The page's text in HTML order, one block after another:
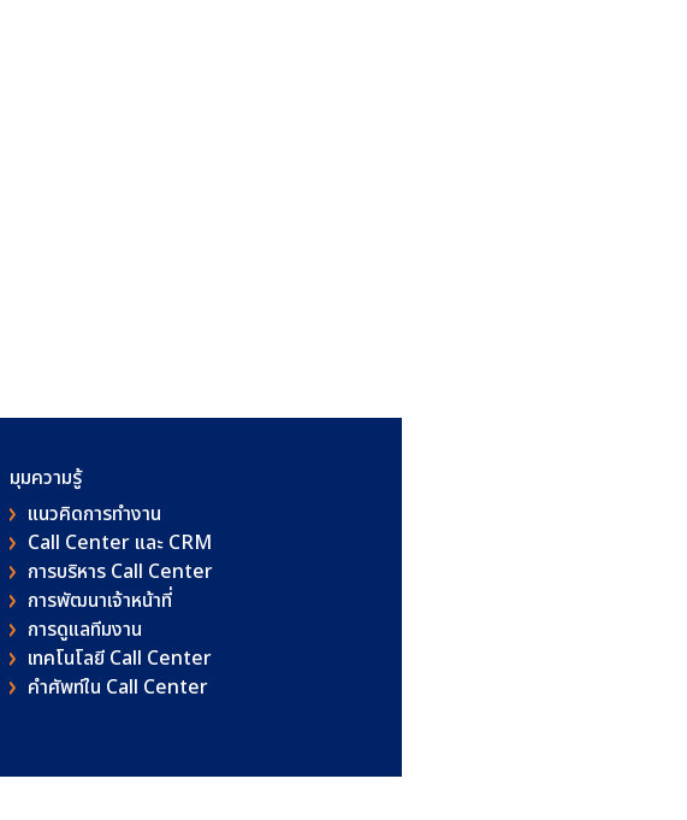
มุมความรู้
แนวคิดการทำงาน
Call Center และ CRM
การบริหาร Call Center
การพัฒนาเจ้าหน้าที่
การดูแลทีมงาน
เทคโนโลยี Call Center
คําศัพท์ใน Call Center